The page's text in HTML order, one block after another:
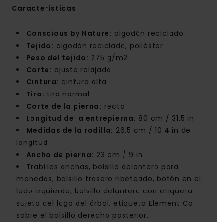
Características
Conscious by Nature: algodón reciclado
Tejido: algodón reciclado, poliéster
Peso del tejido: 275 g/m2
Corte: ajuste relajado
Cintura: cintura alta
Tiro: tiro normal
Corte de la pierna: recta
Longitud de la entrepierna: 80 cm / 31.5 in
Medidas de la rodilla: 26.5 cm / 10.4 in de
longitud
Ancho de pierna: 23 cm / 9 in
Trabillas anchas, bolsillo delantero para
monedas, bolsillo trasero ribeteado, botón en el
lado izquierdo, bolsillo delantero con etiqueta
sujeta del logo del árbol, etiqueta Element Co.
sobre el bolsillo derecho posterior.